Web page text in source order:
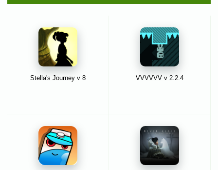
Stella's Journey v 8 VVVVVV v 2.2.4